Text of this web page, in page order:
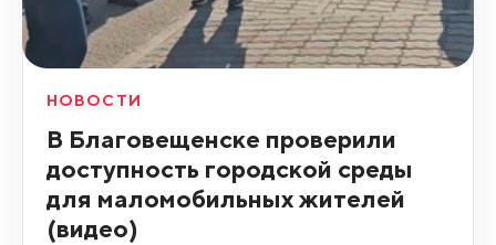
НОВОСТИ
В Благовещенске проверили
доступность городской среды
для маломобильных жителей
(видео)